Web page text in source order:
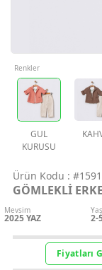
Ürün Kodu :
GÖMLEKLİ
Mevsim
2025 YAZ
Yaş
2-
Renkler
GUL
KURUSU
Fiyatları